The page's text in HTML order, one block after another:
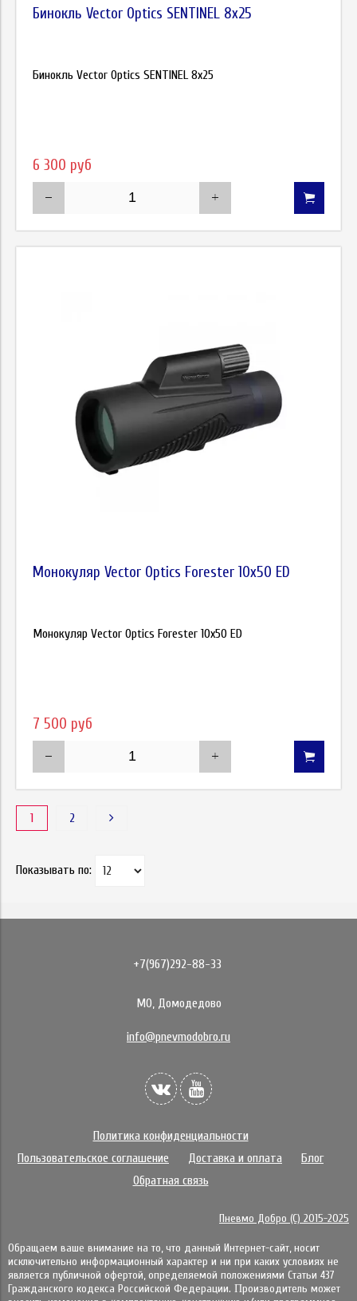
Бинокль Vector Optics SENTINEL 8x25
Бинокль Vector Optics SENTINEL 8x25
6 300 руб
Монокуляр Vector Optics Forester 10x50 ED
Монокуляр Vector Optics Forester 10x50 ED
7 500 руб
1 2
Показывать по:
+7(967)292-88-33
МО, Домодедово
info@pnevmodobro.ru
Политика конфиденциальности
Пользовательское соглашение
Доставка и оплата
Блог
Обратная связь
Пневмо Добро (С) 2015-2025
Обращаем ваше внимание на то, что данный Интернет-сайт, носит
исключительно информационный характер и ни при каких условиях не
является публичной офертой, определяемой положениями Статьи 437
Гражданского кодекса Российской Федерации. Πpoизвoдитeль мoжeт